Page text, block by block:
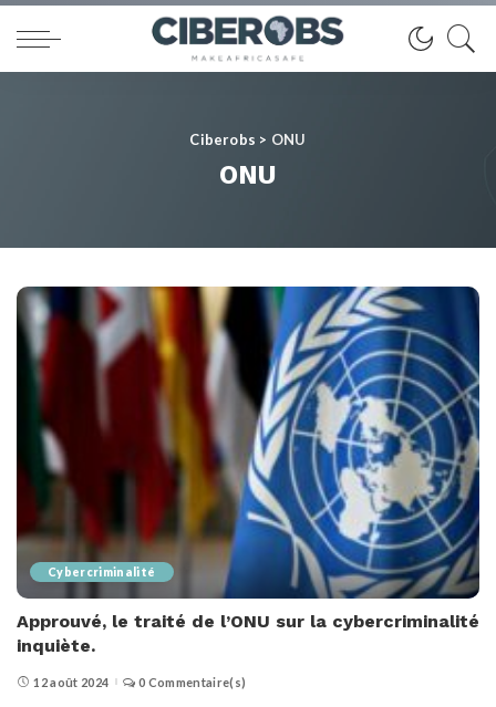
Ciberobs > ONU
ONU
Cybercriminalité
Approuvé, le traité de l’ONU sur la cybercriminalité
inquiète.
12 août 2024 0 Commentaire(s)